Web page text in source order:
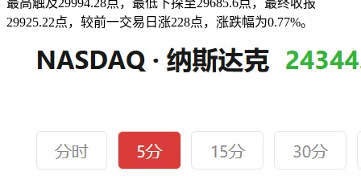
29925.22点，较前一交易日涨228点，涨跌幅为0.77%。